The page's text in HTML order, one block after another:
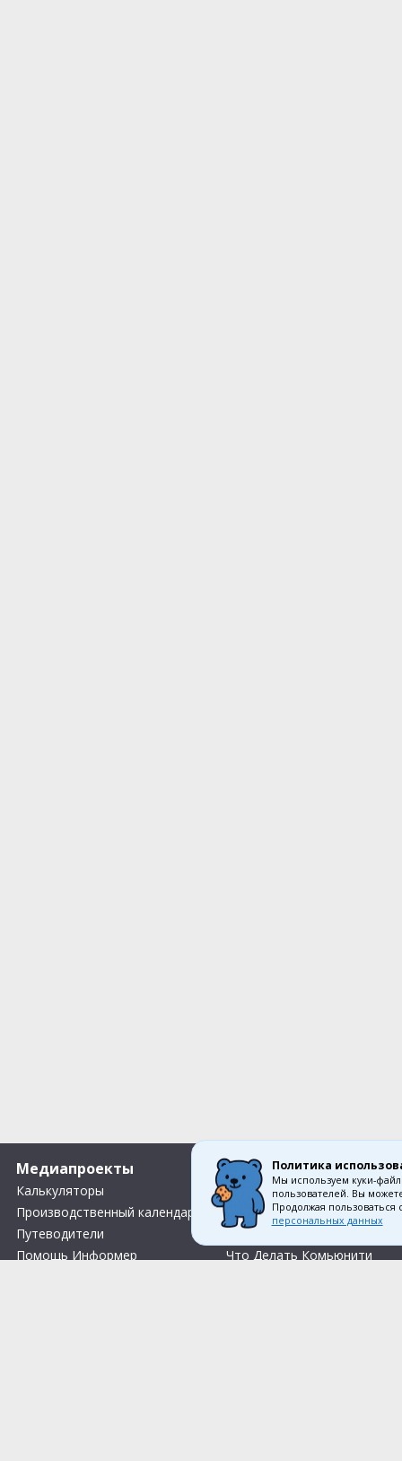
Медиапроекты
Калькуляторы
Производственный календарь
Путеводители
Помощь Информер
О компании
Вакансии
О нас
Контакты
Что Делать Комьюнити
Политика
Мы используем куки-
пользователей. Вы
Продолжая
персональных данных